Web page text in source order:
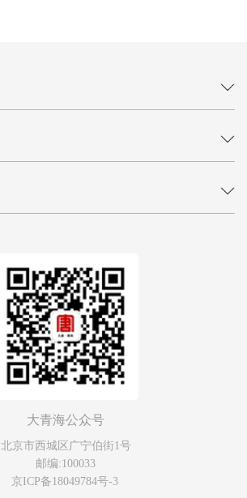
大青海公众号
北京市西城区广宁伯街1号
邮编:100033
京ICP备18049784号-3